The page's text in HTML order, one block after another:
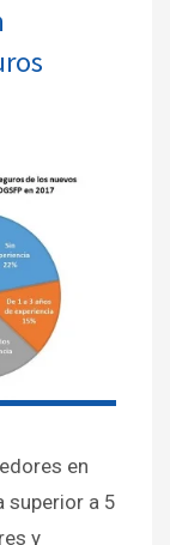
en
superior a 5
y